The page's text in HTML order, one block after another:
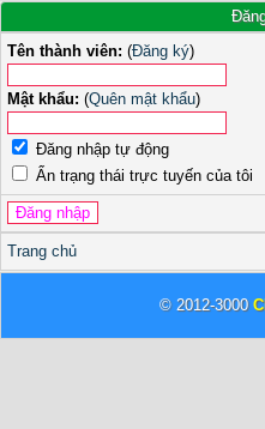
Tên thành viên: (Đăng ký)
Mật khẩu: (Quên mật khẩu)
Đăng nhập tự động
Ẩn trạng thái trực tuyến của tôi
Trang chủ
© 2012-3000